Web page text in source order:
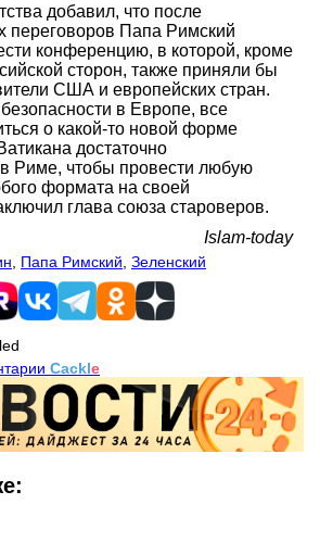
добавил, что после
переговоров Папа Римский
конференцию, в которой, кроме
сторон, также приняли бы
США и европейских стран.
в Европе, все
о какой-то новой форме
достаточно
Риме, чтобы провести любую
формата на своей
глава союза староверов.
Islam-today
Папа Римский Зеленский
Cackle